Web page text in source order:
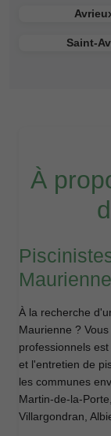
Saint-
À
Maurienne
À la recherche
Maurienne ?
professionnels
et l'entretien de
les communes
Martin-de-la-
Villargondran,